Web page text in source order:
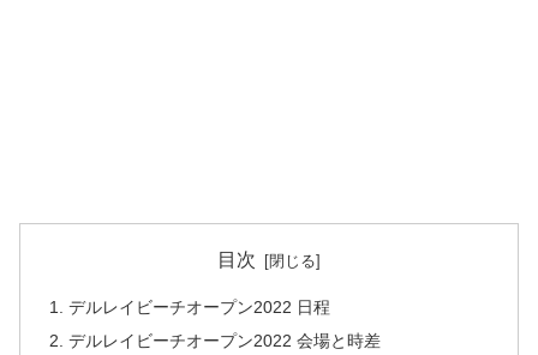
目次
デルレイビーチオープン2022 日程
デルレイビーチオープン2022 会場と時差